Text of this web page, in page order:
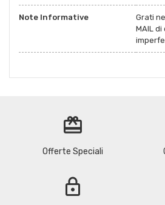
Note Informative
Grati
MAIL
redeem
Offerte Speciali
lock